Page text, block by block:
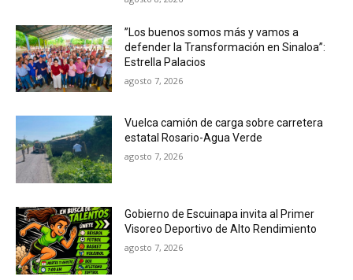
”Los buenos somos más y vamos a
defender la Transformación en Sinaloa”:
Estrella Palacios
agosto 7, 2026
Vuelca camión de carga sobre carretera
estatal Rosario-Agua Verde
agosto 7, 2026
Gobierno de Escuinapa invita al Primer
Visoreo Deportivo de Alto Rendimiento
agosto 7, 2026